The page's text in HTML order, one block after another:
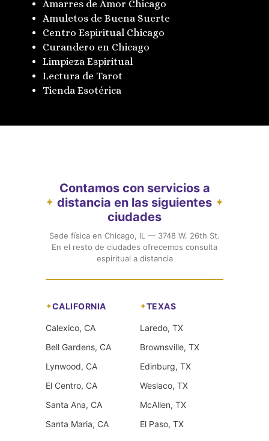
Amarres de Amor Chicago
Amuletos de Buena Suerte
Centro Espiritual Chicago
Curandero en Chicago
Limpieza Espiritual
Lectura de Tarot
Tienda Esotérica
✦
Contamos con servicios a
distancia en las siguientes
ciudades
✦
Sede física en Chicago, IL — 3748 W. 26th St.
En el resto de ciudades ofrecemos consulta
espiritual a distancia
CALIFORNIA
Calexico, CA
Bell Gardens, CA
Lynwood, CA
El Centro, CA
Santa Ana, CA
Santa Maria, CA
TEXAS
Laredo, TX
Brownsville, TX
Edinburg, TX
Weslaco, TX
McAllen, TX
El Paso, TX